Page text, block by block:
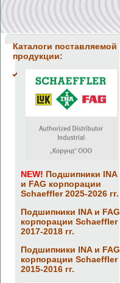
Каталоги поставляемой
продукции:
NEW! Подшипники INA
и FAG корпорации
Schaeffler 2025-2026 гг.
Подшипники INA и FAG
корпорации Schaeffler
2017-2018 гг.
Подшипники INA и FAG
корпорации Schaeffler
2015-2016 гг.